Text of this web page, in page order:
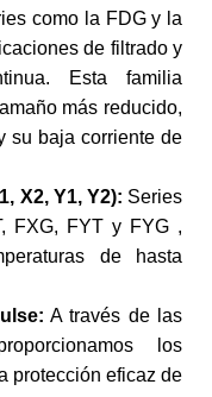
como la FDG y la
de filtrado y
Esta familia
más reducido,
su baja corriente de
X2, Y1, Y2): Series
FXG, FYT y FYG ,
de hasta
A través de las
los
protección eficaz de